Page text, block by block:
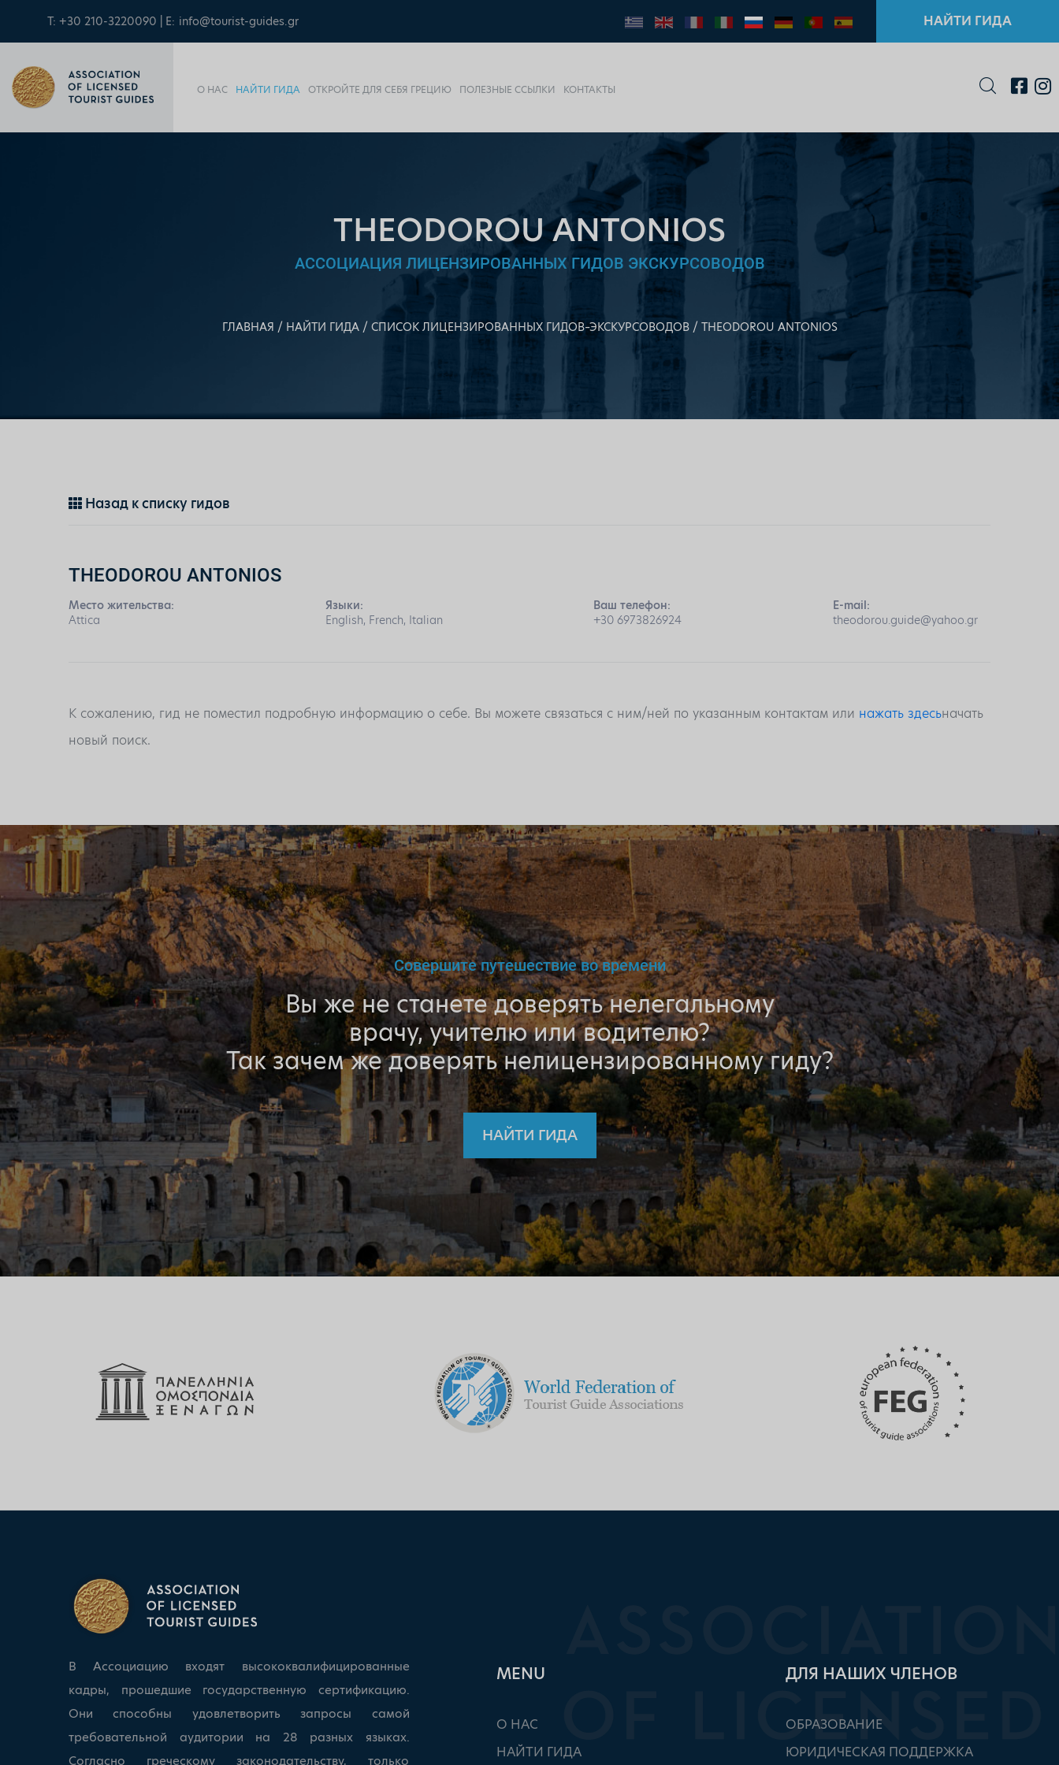
T: +30 210-3220090 | E: info@tourist-guides.gr НАЙТИ ГИДА
О НАС НАЙТИ ГИДА ОТКРОЙТЕ ДЛЯ СЕБЯ ГРЕЦИЮ ПОЛЕЗНЫЕ ССЫЛКИ КОНТАКТЫ
THEODOROU ANTONIOS
АССОЦИАЦИЯ ЛИЦЕНЗИРОВАННЫХ ГИДОВ ЭКСКУРСОВОДОВ
ГЛАВНАЯ НАЙТИ ГИДА СПИСОК ЛИЦЕНЗИРОВАННЫХ ГИДОВ–ЭКСКУРСОВОДОВ THEODOROU ANTONIOS
Назад к списку гидов
THEODOROU ANTONIOS
Место жительства:
Attica
Языки:
English, French, Italian
Ваш телефон:
+30 6973826924
E-mail:
theodorou.guide@yahoo.gr
К сожалению, гид не поместил подробную информацию о себе. Вы можете связаться с ним/ней по указанным контактам или нажать здесьначать
новый поиск.
Совершите путешествие во времени
Вы же не станете доверять нелегальному
врачу, учителю или водителю?
Так зачем же доверять нелицензированному гиду?
НАЙТИ ГИДА
В Ассоциацию входят высококвалифицированные
кадры, прошедшие государственную сертификацию.
Они способны удовлетворить запросы самой
требовательной аудитории на 28 разных языках.
Согласно греческому законодательству, только
ΜΕΝU
О НАС
НАЙТИ ГИДА
ДЛЯ НАШИХ ЧЛЕНОВ
ОБРАЗОВАНИЕ
ЮРИДИЧЕСКАЯ ПОДДЕРЖКА